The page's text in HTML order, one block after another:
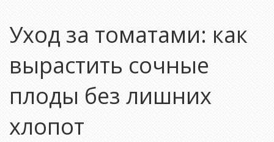
Уход за томатами: как
вырастить сочные
плоды без лишних
хлопот